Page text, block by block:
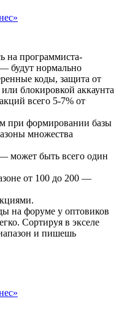
на программиста-
будут нормально
коды, защита от
блокировкой аккаунта
всего 5-7% от
при формировании базы
множества
может быть всего один
от 100 до 200 —
на форуме у оптовиков
Сортируя в экселе
и пишешь